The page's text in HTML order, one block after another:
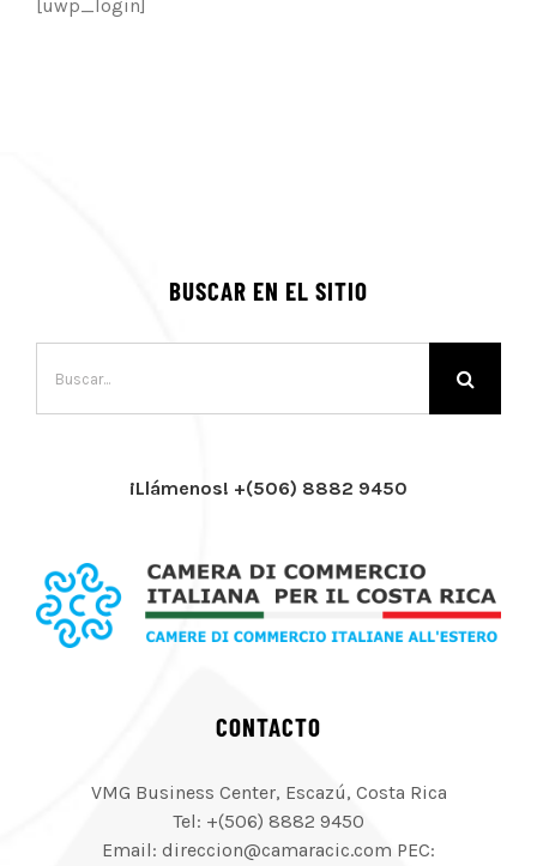
[uwp_login]
BUSCAR EN EL SITIO
¡Llámenos! +(506) 8882 9450
CONTACTO
VMG Business Center, Escazú, Costa Rica
Tel: +(506) 8882 9450
Email: direccion@camaracic.com PEC: